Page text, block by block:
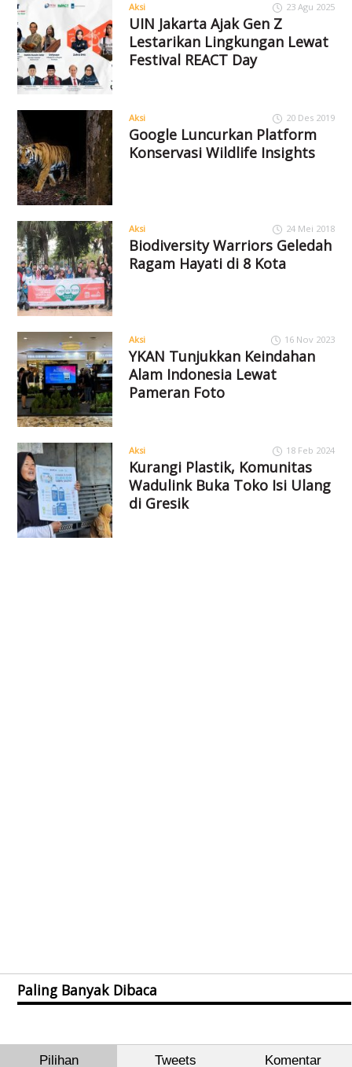
Aksi 23 Agu 2025
UIN Jakarta Ajak Gen Z
Lestarikan Lingkungan Lewat
Festival REACT Day
Aksi 20 Des 2019
Google Luncurkan Platform
Konservasi Wildlife Insights
Aksi 24 Mei 2018
Biodiversity Warriors Geledah
Ragam Hayati di 8 Kota
Aksi 16 Nov 2023
YKAN Tunjukkan Keindahan
Alam Indonesia Lewat
Pameran Foto
Aksi 18 Feb 2024
Kurangi Plastik, Komunitas
Wadulink Buka Toko Isi Ulang
di Gresik
Paling Banyak Dibaca
Pilihan Tweets Komentar